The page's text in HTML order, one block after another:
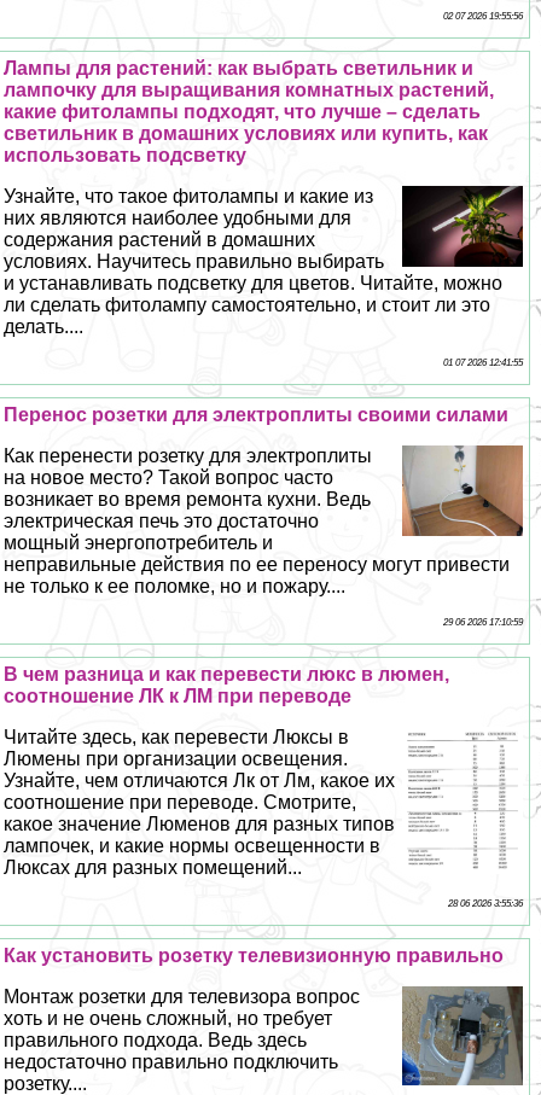
02 07 2026 19:55:56
Лампы для растений: как выбрать светильник и
лампочку для выращивания комнатных растений,
какие фитолампы подходят, что лучше – сделать
светильник в домашних условиях или купить, как
использовать подсветку
Узнайте, что такое фитолампы и какие из
них являются наиболее удобными для
содержания растений в домашних
условиях. Научитесь правильно выбирать
и устанавливать подсветку для цветов. Читайте, можно
ли сделать фитолампу самостоятельно, и стоит ли это
делать....
01 07 2026 12:41:55
Перенос розетки для электроплиты своими силами
Как перенести розетку для электроплиты
на новое место? Такой вопрос часто
возникает во время ремонта кухни. Ведь
электрическая печь это достаточно
мощный энергопотребитель и
неправильные действия по ее переносу могут привести
не только к ее поломке, но и пожару....
29 06 2026 17:10:59
В чем разница и как перевести люкс в люмен,
соотношение ЛК к ЛМ при переводе
Читайте здесь, как перевести Люксы в
Люмены при организации освещения.
Узнайте, чем отличаются Лк от Лм, какое их
соотношение при переводе. Смотрите,
какое значение Люменов для разных типов
лампочек, и какие нормы освещенности в
Люксах для разных помещений...
28 06 2026 3:55:36
Как установить розетку телевизионную правильно
Монтаж розетки для телевизора вопрос
хоть и не очень сложный, но требует
правильного подхода. Ведь здесь
недостаточно правильно подключить
розетку....